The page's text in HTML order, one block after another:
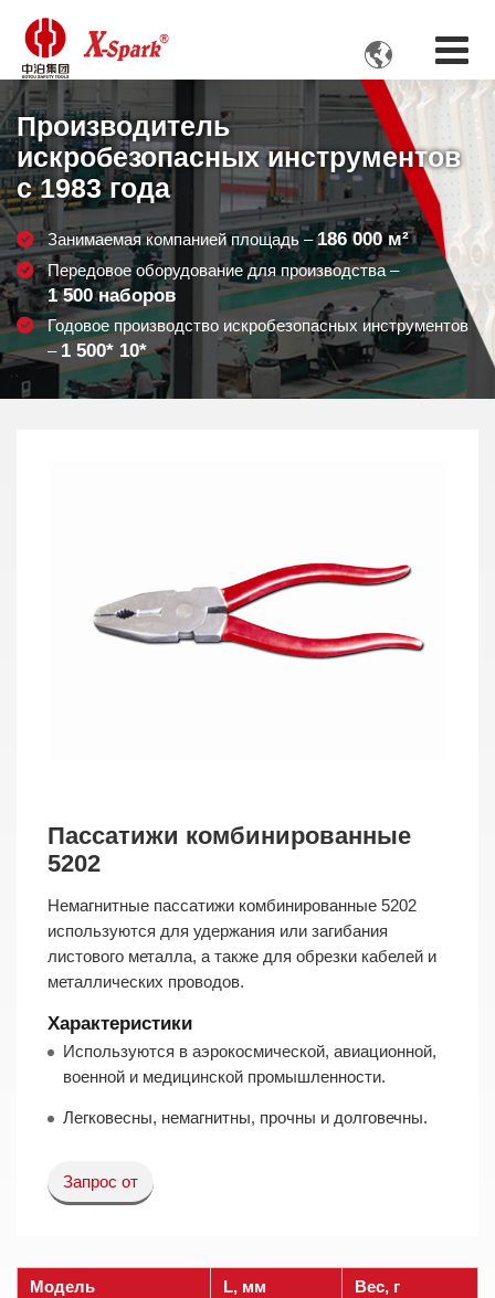

Производитель
искробезопасных инструментов
с 1983 года
Занимаемая компанией площадь –186 000м²
Передовое оборудование для производства –
1 500наборов
Годовое производство искробезопасных инструментов
– 1 500* 10*
Пассатижи комбинированные
5202
Немагнитные пассатижи комбинированные 5202
используются для удержания или загибания
листового металла, а также для обрезки кабелей и
металлических проводов.
Характеристики
Используются в аэрокосмической, авиационной,
военной и медицинской промышленности.
Легковесны, немагнитны, прочны и долговечны.
Запрос от
Модель L, мм
Вес, г